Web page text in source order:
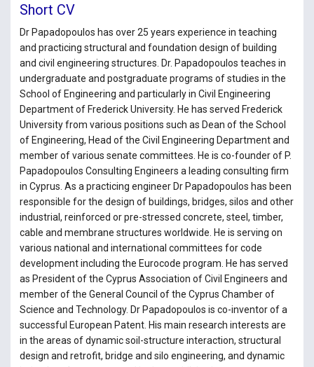
Short CV
Dr Papadopoulos has over 25 years experience in teaching
and practicing structural and foundation design of building
and civil engineering structures. Dr. Papadopoulos teaches in
undergraduate and postgraduate programs of studies in the
School of Engineering and particularly in Civil Engineering
Department of Frederick University. He has served Frederick
University from various positions such as Dean of the School
of Engineering, Head of the Civil Engineering Department and
member of various senate committees. He is co-founder of P.
Papadopoulos Consulting Engineers a leading consulting firm
in Cyprus. As a practicing engineer Dr Papadopoulos has been
responsible for the design of buildings, bridges, silos and other
industrial, reinforced or pre-stressed concrete, steel, timber,
cable and membrane structures worldwide. He is serving on
various national and international committees for code
development including the Eurocode program. He has served
as President of the Cyprus Association of Civil Engineers and
member of the General Council of the Cyprus Chamber of
Science and Technology. Dr Papadopoulos is co-inventor of a
successful European Patent. His main research interests are
in the areas of dynamic soil-structure interaction, structural
design and retrofit, bridge and silo engineering, and dynamic